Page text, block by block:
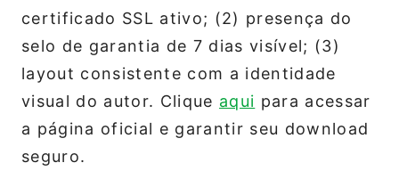
certificado SSL ativo; (2) presença do
selo de garantia de 7 dias visível; (3)
layout consistente com a identidade
visual do autor. Clique aqui para acessar
a página oficial e garantir seu download
seguro.